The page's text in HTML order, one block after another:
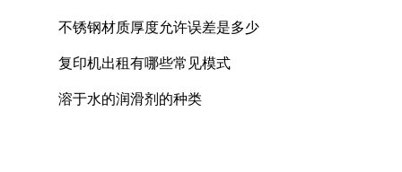
不锈钢材质厚度允许误差是多少
复印机出租有哪些常见模式
溶于水的润滑剂的种类